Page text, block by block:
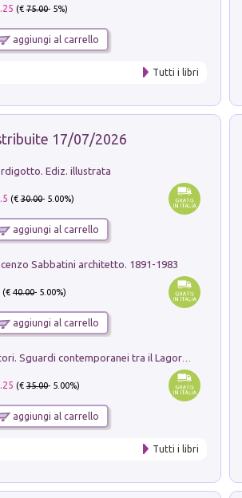
(€75.00- 5%)
aggiungi al carrello
Tutti i libri
17/07/2026
Ediz. illustrata
(€30.00- 5.00%)
aggiungi al carrello
Sabbatini architetto. 1891-1983
(€40.00- 5.00%)
aggiungi al carrello
Pastori. Sguardi contemporanei tra il Lagorai e la pianura. Ediz. illustrata
(€35.00- 5.00%)
aggiungi al carrello
Tutti i libri